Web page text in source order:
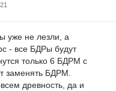
уже не лезли, а
- все БДРы будут
только 6 БДРМ с
заменять БДРМ.
древность, да и